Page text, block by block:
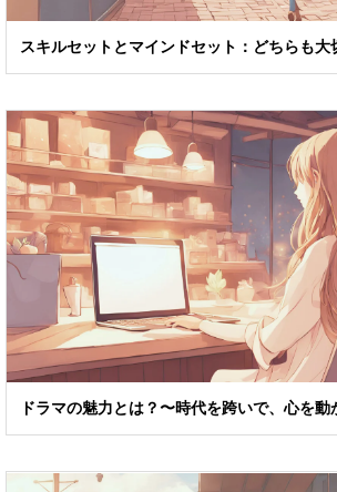
スキルセットとマインドセット：どちらも大
ドラマの魅力とは？〜時代を跨いで、心を動